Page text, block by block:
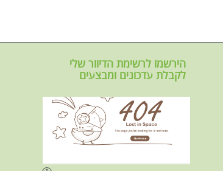
הירשמו לרשימת הדיוור שלי
לקבלת עדכונים ומבצעים